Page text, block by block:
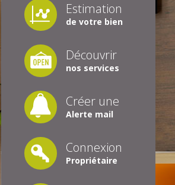
Estimation
de votre bien
Découvrir
nos services
Créer une
Alerte mail
Connexion
Propriétaire